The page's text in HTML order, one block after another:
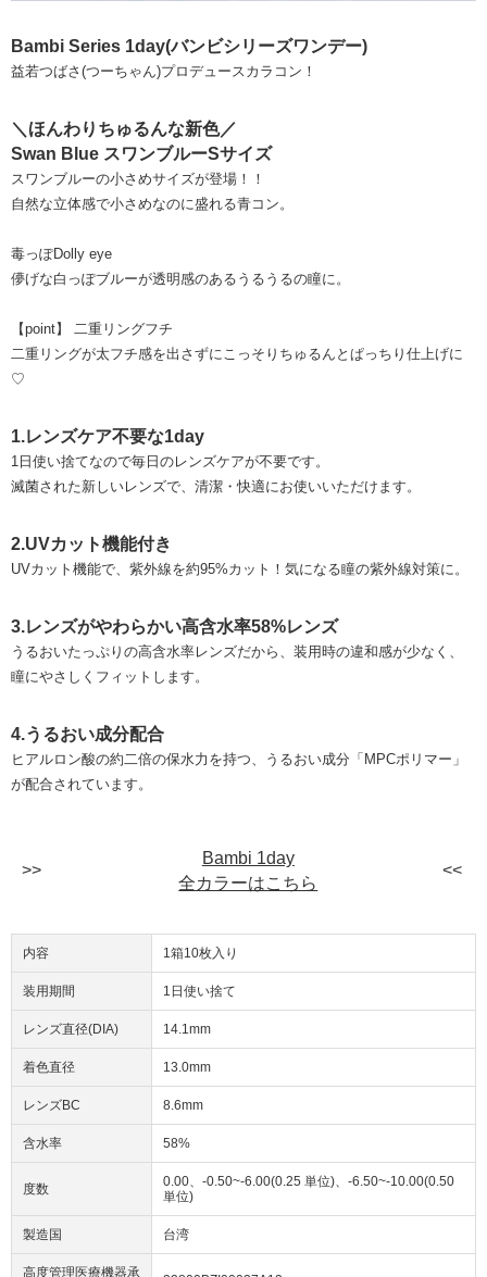
Bambi Series 1day(バンビシリーズワンデー)
益若つばさ(つーちゃん)プロデュースカラコン！
＼ほんわりちゅるんな新色／
Swan Blue スワンブルーSサイズ
スワンブルーの小さめサイズが登場！！
自然な立体感で小さめなのに盛れる青コン。
毒っぽDolly eye
儚げな白っぽブルーが透明感のあるうるうるの瞳に。
【point】 二重リングフチ
二重リングが太フチ感を出さずにこっそりちゅるんとぱっちり仕上げに
♡
1.レンズケア不要な1day
1日使い捨てなので毎日のレンズケアが不要です。
滅菌された新しいレンズで、清潔・快適にお使いいただけます。
2.UVカット機能付き
UVカット機能で、紫外線を約95%カット！気になる瞳の紫外線対策に。
3.レンズがやわらかい高含水率58%レンズ
うるおいたっぷりの高含水率レンズだから、装用時の違和感が少なく、
瞳にやさしくフィットします。
4.うるおい成分配合
ヒアルロン酸の約二倍の保水力を持つ、うるおい成分「MPCポリマー」
が配合されています。
Bambi 1day
全カラーはこちら
内容 1箱10枚入り
装用期間 1日使い捨て
レンズ直径(DIA) 14.1mm
着色直径 13.0mm
レンズBC 8.6mm
含水率 58%
度数
0.00、-0.50~-6.00(0.25 単位)、-6.50~-10.00(0.50
単位)
製造国 台湾
高度管理医療機器承